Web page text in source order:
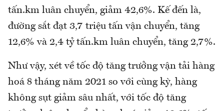
tấn.km luân chuyển, giảm 42,6%. Kế đến là,
đường sắt đạt 3,7 triệu tấn vận chuyển, tăng
12,6% và 2,4 tỷ tấn.km luân chuyển, tăng 2,7%.
Như vậy, xét về tốc độ tăng trưởng vận tải hàng
hoá 8 tháng năm 2021 so với cùng kỳ, hàng
không sụt giảm sâu nhất, với tốc độ tăng